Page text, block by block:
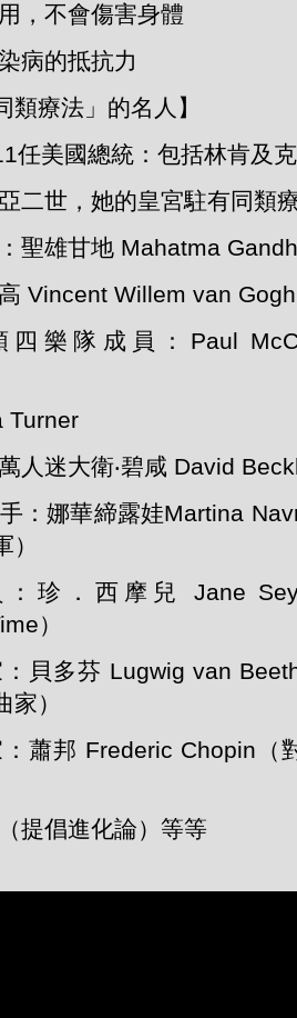
，不會傷害身體
病的抵抗力
類療法」的名人】
任美國總統：包括林肯及
二世，她的皇宮駐有同類
聖雄甘地 Mahatma
Vincent Willem van Gogh
四樂隊成員：Paul
Turner
人迷大衛‧碧咸 David
：娜華締露娃Martina
珍．西摩兒 Jane
）
貝多芬 Lugwig van
）
蕭邦 Frederic Chopin（
提倡進化論）等等